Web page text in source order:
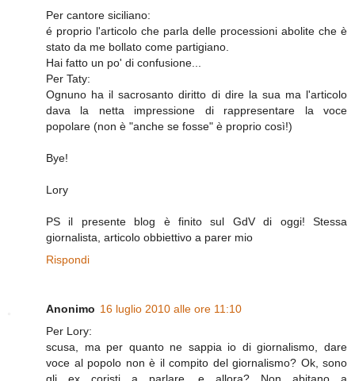
Per cantore siciliano:
é proprio l'articolo che parla delle processioni abolite che è
stato da me bollato come partigiano.
Hai fatto un po' di confusione...
Per Taty:
Ognuno ha il sacrosanto diritto di dire la sua ma l'articolo
dava la netta impressione di rappresentare la voce
popolare (non è "anche se fosse" è proprio così!)
Bye!
Lory
PS il presente blog è finito sul GdV di oggi! Stessa
giornalista, articolo obbiettivo a parer mio
Rispondi
Anonimo 16 luglio 2010 alle ore 11:10
Per Lory:
scusa, ma per quanto ne sappia io di giornalismo, dare
voce al popolo non è il compito del giornalismo? Ok, sono
gli ex coristi a parlare, e allora? Non abitano a